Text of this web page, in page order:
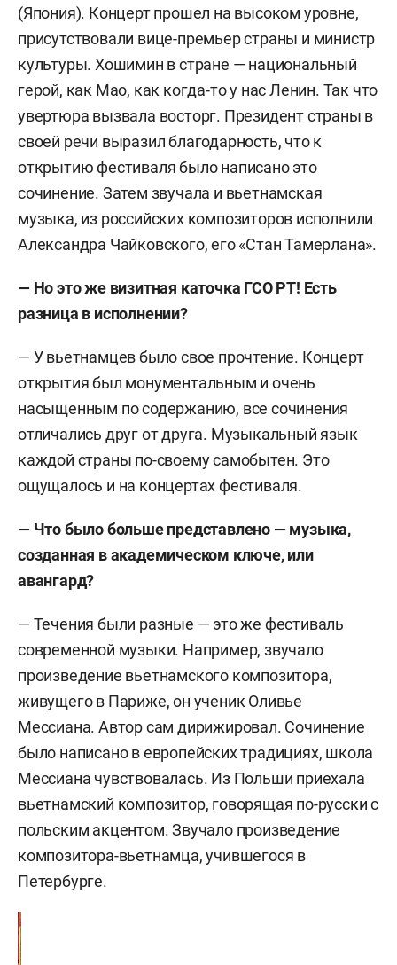
(Япония). Концерт прошел на высоком уровне,
присутствовали вице-премьер страны и министр
культуры. Хошимин в стране — национальный
герой, как Мао, как когда-то у нас Ленин. Так что
увертюра вызвала восторг. Президент страны в
своей речи выразил благодарность, что к
открытию фестиваля было написано это
сочинение. Затем звучала и вьетнамская
музыка, из российских композиторов исполнили
Александра Чайковского, его «Стан Тамерлана».
— Но это же визитная каточка ГСО РТ! Есть
разница в исполнении?
— У вьетнамцев было свое прочтение. Концерт
открытия был монументальным и очень
насыщенным по содержанию, все сочинения
отличались друг от друга. Музыкальный язык
каждой страны по-своему самобытен. Это
ощущалось и на концертах фестиваля.
— Что было больше представлено — музыка,
созданная в академическом ключе, или
авангард?
— Течения были разные — это же фестиваль
современной музыки. Например, звучало
произведение вьетнамского композитора,
живущего в Париже, он ученик Оливье
Мессиана. Автор сам дирижировал. Сочинение
было написано в европейских традициях, школа
Мессиана чувствовалась. Из Польши приехала
вьетнамский композитор, говорящая по-русски с
польским акцентом. Звучало произведение
композитора-вьетнамца, учившегося в
Петербурге.